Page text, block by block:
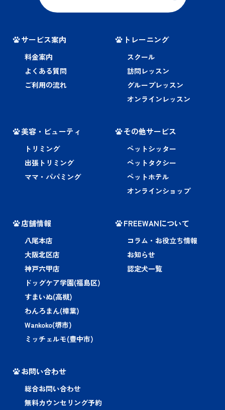
サービス案内
料金案内
よくある質問
ご利用の流れ
トレーニング
スクール
訪問レッスン
グループレッスン
オンラインレッスン
美容・ビューティ
トリミング
出張トリミング
ママ・パパミング
その他サービス
ペットシッター
ペットタクシー
ペットホテル
オンラインショップ
店舗情報
八尾本店
大阪北区店
神戸六甲店
ドッグケア学園(福島区)
すまいぬ(高槻)
わんろまん(樟葉)
Wankoko(堺市)
ミッチェルモ(豊中市)
FREEWANについて
コラム・お役立ち情報
お知らせ
認定犬一覧
お問い合わせ
総合お問い合わせ
無料カウンセリング予約